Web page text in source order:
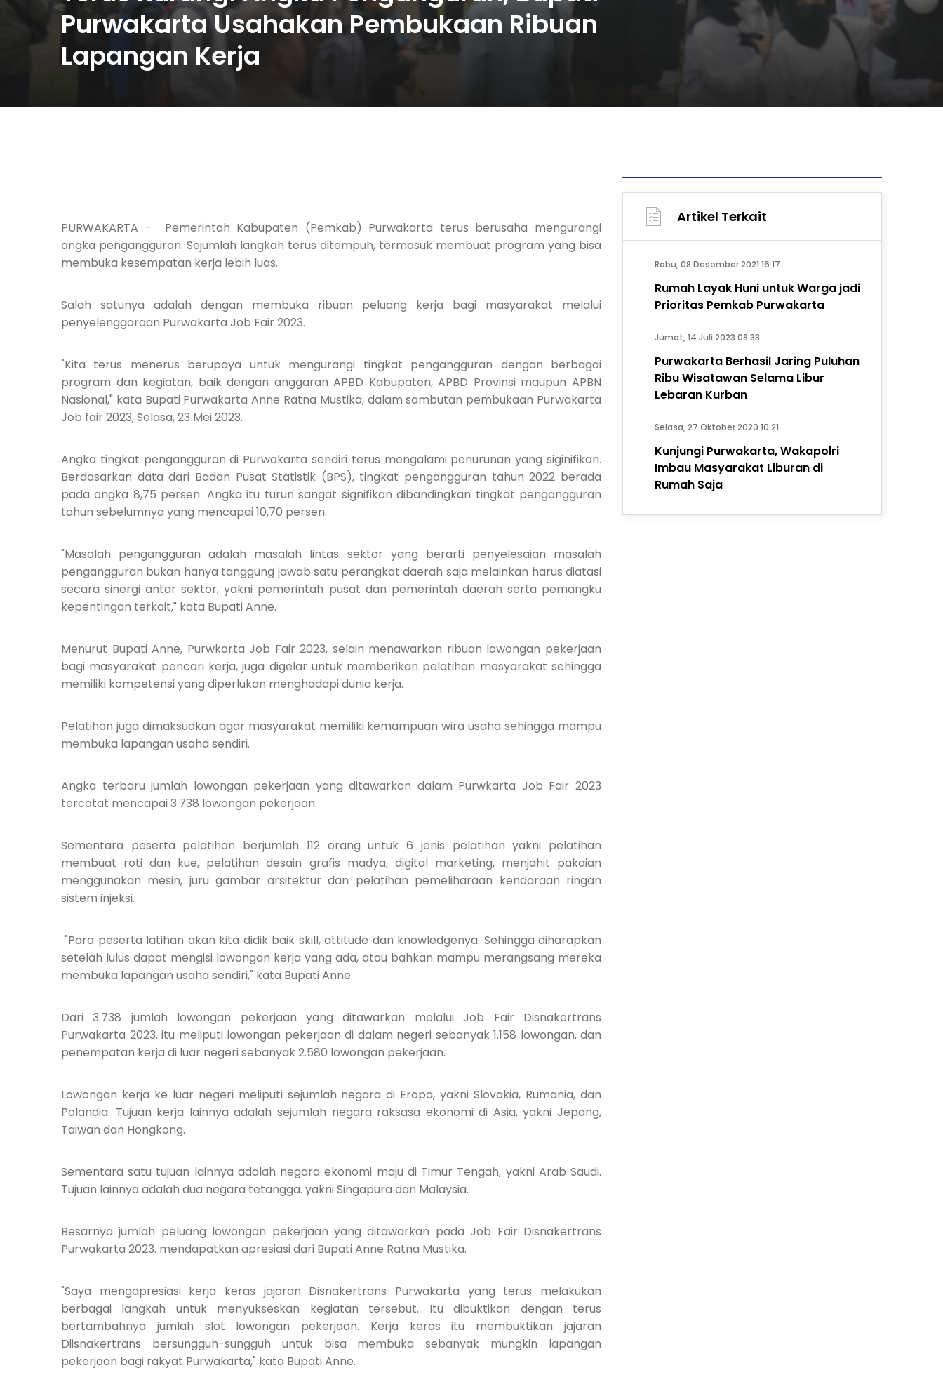
Purwakarta Usahakan Pembukaan Ribuan
Lapangan Kerja
PURWAKARTA - Pemerintah Kabupaten (Pemkab) Purwakarta terus berusaha mengurangi
angka pengangguran. Sejumlah langkah terus ditempuh, termasuk membuat program yang bisa
membuka kesempatan kerja lebih luas.
Salah satunya adalah dengan membuka ribuan peluang kerja bagi masyarakat melalui
penyelenggaraan Purwakarta Job Fair 2023.
"Kita terus menerus berupaya untuk mengurangi tingkat pengangguran dengan berbagai
program dan kegiatan, baik dengan anggaran APBD Kabupaten, APBD Provinsi maupun APBN
Nasional," kata Bupati Purwakarta Anne Ratna Mustika, dalam sambutan pembukaan Purwakarta
Job fair 2023, Selasa, 23 Mei 2023.
Angka tingkat pengangguran di Purwakarta sendiri terus mengalami penurunan yang siginifikan.
Berdasarkan data dari Badan Pusat Statistik (BPS), tingkat pengangguran tahun 2022 berada
pada angka 8,75 persen. Angka itu turun sangat signifikan dibandingkan tingkat pengangguran
tahun sebelumnya yang mencapai 10,70 persen.
"Masalah pengangguran adalah masalah lintas sektor yang berarti penyelesaian masalah
pengangguran bukan hanya tanggung jawab satu perangkat daerah saja melainkan harus diatasi
secara sinergi antar sektor, yakni pemerintah pusat dan pemerintah daerah serta pemangku
kepentingan terkait," kata Bupati Anne.
Menurut Bupati Anne, Purwkarta Job Fair 2023, selain menawarkan ribuan lowongan pekerjaan
bagi masyarakat pencari kerja, juga digelar untuk memberikan pelatihan masyarakat sehingga
memiliki kompetensi yang diperlukan menghadapi dunia kerja.
Pelatihan juga dimaksudkan agar masyarakat memiliki kemampuan wira usaha sehingga mampu
membuka lapangan usaha sendiri.
Angka terbaru jumlah lowongan pekerjaan yang ditawarkan dalam Purwkarta Job Fair 2023
tercatat mencapai 3.738 lowongan pekerjaan.
Sementara peserta pelatihan berjumlah 112 orang untuk 6 jenis pelatihan yakni pelatihan
membuat roti dan kue, pelatihan desain grafis madya, digital marketing, menjahit pakaian
menggunakan mesin, juru gambar arsitektur dan pelatihan pemeliharaan kendaraan ringan
sistem injeksi.
"Para peserta latihan akan kita didik baik skill, attitude dan knowledgenya. Sehingga diharapkan
setelah lulus dapat mengisi lowongan kerja yang ada, atau bahkan mampu merangsang mereka
membuka lapangan usaha sendiri," kata Bupati Anne.
Dari 3.738 jumlah lowongan pekerjaan yang ditawarkan melalui Job Fair Disnakertrans
Purwakarta 2023. itu meliputi lowongan pekerjaan di dalam negeri sebanyak 1.158 lowongan, dan
penempatan kerja di luar negeri sebanyak 2.580 lowongan pekerjaan.
Lowongan kerja ke luar negeri meliputi sejumlah negara di Eropa, yakni Slovakia, Rumania, dan
Polandia. Tujuan kerja lainnya adalah sejumlah negara raksasa ekonomi di Asia, yakni Jepang,
Taiwan dan Hongkong.
Sementara satu tujuan lainnya adalah negara ekonomi maju di Timur Tengah, yakni Arab Saudi.
Tujuan lainnya adalah dua negara tetangga. yakni Singapura dan Malaysia.
Besarnya jumlah peluang lowongan pekerjaan yang ditawarkan pada Job Fair Disnakertrans
Purwakarta 2023. mendapatkan apresiasi dari Bupati Anne Ratna Mustika.
"Saya mengapresiasi kerja keras jajaran Disnakertrans Purwakarta yang terus melakukan
berbagai langkah untuk menyukseskan kegiatan tersebut. Itu dibuktikan dengan terus
bertambahnya jumlah slot lowongan pekerjaan. Kerja keras itu membuktikan jajaran
Diisnakertrans bersungguh-sungguh untuk bisa membuka sebanyak mungkin lapangan
pekerjaan bagi rakyat Purwakarta," kata Bupati Anne.
Artikel Terkait
Rabu, 08 Desember 2021 16:17
Rumah Layak Huni untuk Warga jadi
Prioritas Pemkab Purwakarta
Jumat, 14 Juli 2023 08:33
Purwakarta Berhasil Jaring Puluhan
Ribu Wisatawan Selama Libur
Lebaran Kurban
Selasa, 27 Oktober 2020 10:21
Kunjungi Purwakarta, Wakapolri
Imbau Masyarakat Liburan di
Rumah Saja